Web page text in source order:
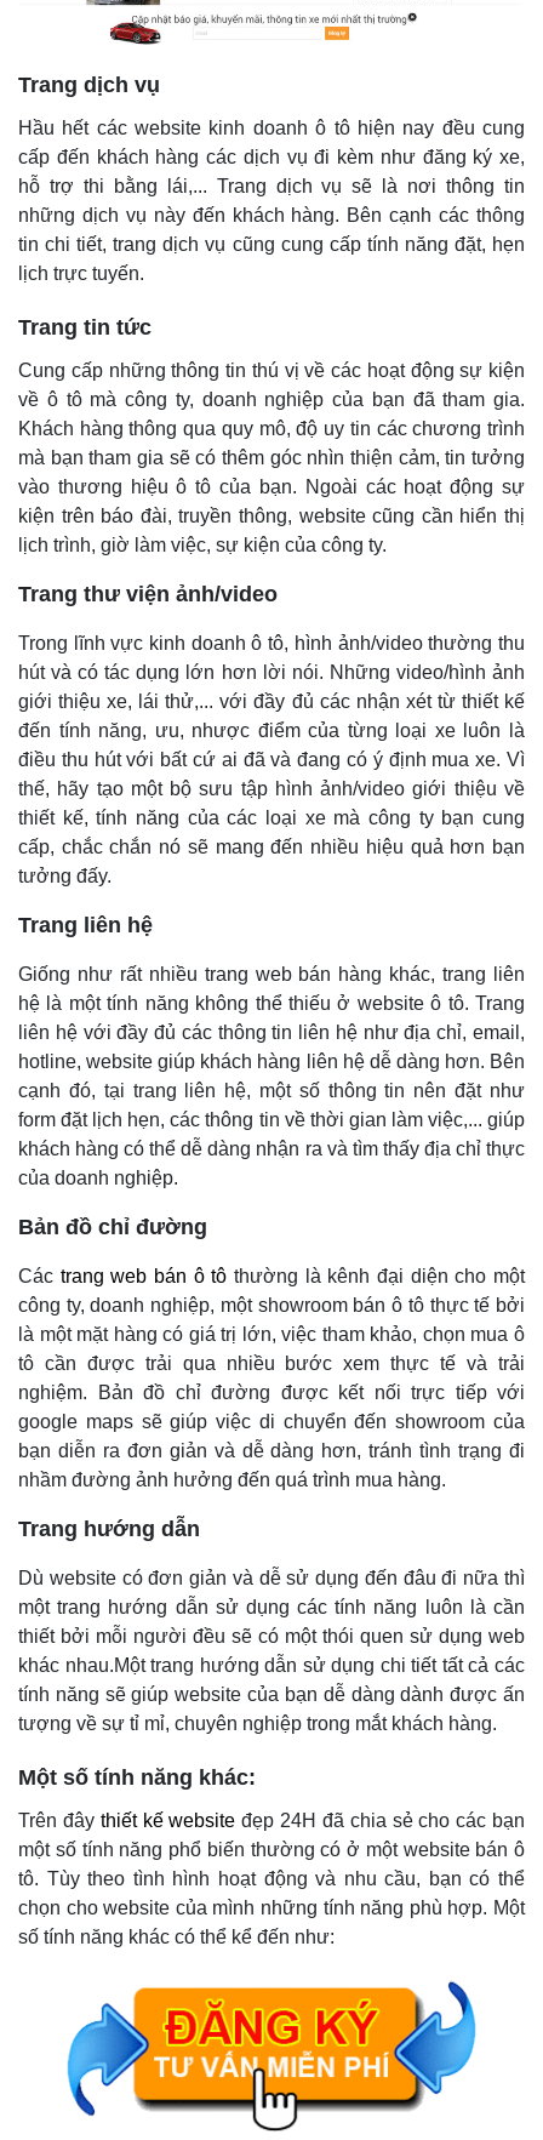
Trang dịch vụ
Hầu hết các website kinh doanh ô tô hiện nay đều cung
cấp đến khách hàng các dịch vụ đi kèm như đăng ký xe,
hỗ trợ thi bằng lái,... Trang dịch vụ sẽ là nơi thông tin
những dịch vụ này đến khách hàng. Bên cạnh các thông
tin chi tiết, trang dịch vụ cũng cung cấp tính năng đặt, hẹn
lịch trực tuyến.
Trang tin tức
Cung cấp những thông tin thú vị về các hoạt động sự kiện
về ô tô mà công ty, doanh nghiệp của bạn đã tham gia.
Khách hàng thông qua quy mô, độ uy tin các chương trình
mà bạn tham gia sẽ có thêm góc nhìn thiện cảm, tin tưởng
vào thương hiệu ô tô của bạn. Ngoài các hoạt động sự
kiện trên báo đài, truyền thông, website cũng cần hiển thị
lịch trình, giờ làm việc, sự kiện của công ty.
Trang thư viện ảnh/video
Trong lĩnh vực kinh doanh ô tô, hình ảnh/video thường thu
hút và có tác dụng lớn hơn lời nói. Những video/hình ảnh
giới thiệu xe, lái thử,... với đầy đủ các nhận xét từ thiết kế
đến tính năng, ưu, nhược điểm của từng loại xe luôn là
điều thu hút với bất cứ ai đã và đang có ý định mua xe. Vì
thế, hãy tạo một bộ sưu tập hình ảnh/video giới thiệu về
thiết kế, tính năng của các loại xe mà công ty bạn cung
cấp, chắc chắn nó sẽ mang đến nhiều hiệu quả hơn bạn
tưởng đấy.
Trang liên hệ
Giống như rất nhiều trang web bán hàng khác, trang liên
hệ là một tính năng không thể thiếu ở website ô tô. Trang
liên hệ với đầy đủ các thông tin liên hệ như địa chỉ, email,
hotline, website giúp khách hàng liên hệ dễ dàng hơn. Bên
cạnh đó, tại trang liên hệ, một số thông tin nên đặt như
form đặt lịch hẹn, các thông tin về thời gian làm việc,... giúp
khách hàng có thể dễ dàng nhận ra và tìm thấy địa chỉ thực
của doanh nghiệp.
Bản đồ chỉ đường
Các trang web bán ô tô thường là kênh đại diện cho một
công ty, doanh nghiệp, một showroom bán ô tô thực tế bởi
là một mặt hàng có giá trị lớn, việc tham khảo, chọn mua ô
tô cần được trải qua nhiều bước xem thực tế và trải
nghiệm. Bản đồ chỉ đường được kết nối trực tiếp với
google maps sẽ giúp việc di chuyển đến showroom của
bạn diễn ra đơn giản và dễ dàng hơn, tránh tình trạng đi
nhầm đường ảnh hưởng đến quá trình mua hàng.
Trang hướng dẫn
Dù website có đơn giản và dễ sử dụng đến đâu đi nữa thì
một trang hướng dẫn sử dụng các tính năng luôn là cần
thiết bởi mỗi người đều sẽ có một thói quen sử dụng web
khác nhau.Một trang hướng dẫn sử dụng chi tiết tất cả các
tính năng sẽ giúp website của bạn dễ dàng dành được ấn
tượng về sự tỉ mỉ, chuyên nghiệp trong mắt khách hàng.
Một số tính năng khác:
Trên đây thiết kế website đẹp 24H đã chia sẻ cho các bạn
một số tính năng phổ biến thường có ở một website bán ô
tô. Tùy theo tình hình hoạt động và nhu cầu, bạn có thể
chọn cho website của mình những tính năng phù hợp. Một
số tính năng khác có thể kể đến như: